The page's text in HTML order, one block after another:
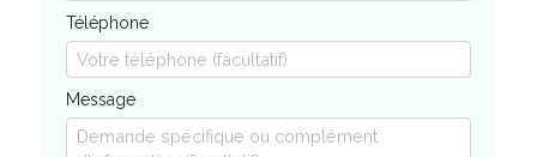
Téléphone
Message